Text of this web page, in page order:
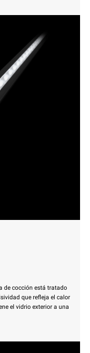
de cocción está tratado
que refleja el calor
el vidrio exterior a una